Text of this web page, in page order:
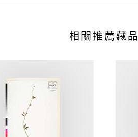
相關推薦藏品